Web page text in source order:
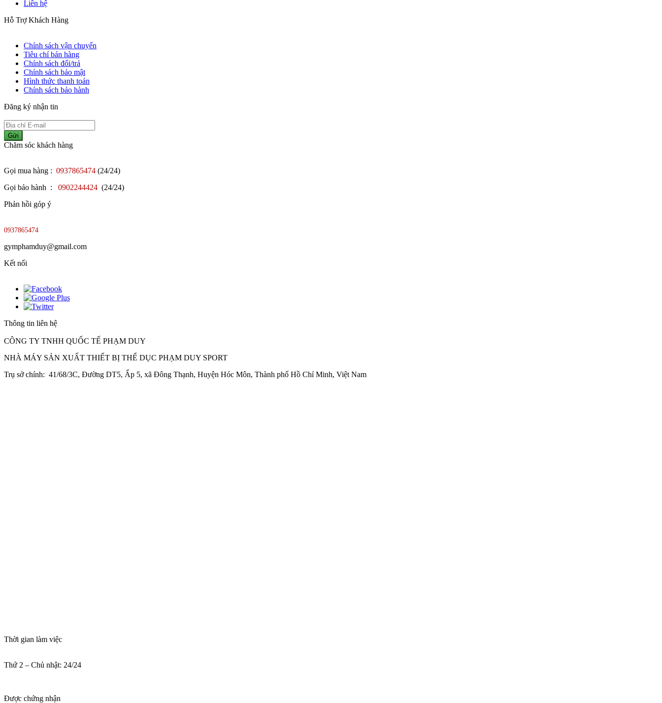
Liên hệ
Hỗ Trợ Khách Hàng
Chính sách vận chuyển
Tiêu chí bán hàng
Chính sách đổi/trả
Chính sách bảo mật
Hình thức thanh toán
Chính sách bảo hành
Đăng ký nhận tin
Gửi
Chăm sóc khách hàng
Gọi mua hàng : 0937865474 (24/24)
Gọi bảo hành :
0902244424 (24/24)
Phản hồi góp ý
0937865474
gymphamduy@gmail.com
Kết nối
Thông tin liên hệ
CÔNG TY TNHH QUỐC TẾ PHẠM DUY
NHÀ MÁY SẢN XUẤT THIẾT BỊ THỂ DỤC PHẠM DUY SPORT
Trụ sở chính: 41/68/3C, Đường DT5, Ấp 5, xã Đông Thạnh, Huyện Hóc Môn, Thành phố Hồ Chí Minh, Việt Nam
Thời gian làm việc
Thứ 2 – Chủ nhật: 24/24
Được chứng nhận